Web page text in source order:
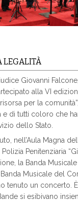
LEGALITÀ
Giovanni
alla VI
per la
e di tutti coloro che
dello Stato.
nell’Aula Magna
Penitenziaria
la Banda
Musicale del
tenuto un concerto.
si esibivano